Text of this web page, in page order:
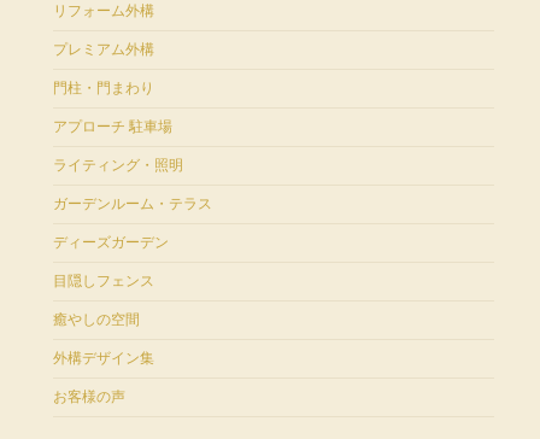
リフォーム外構
プレミアム外構
門柱・門まわり
アプローチ 駐車場
ライティング・照明
ガーデンルーム・テラス
ディーズガーデン
目隠しフェンス
癒やしの空間
外構デザイン集
お客様の声